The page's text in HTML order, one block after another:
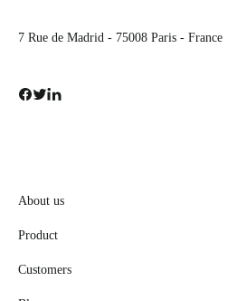
7 Rue de Madrid - 75008 Paris - France
About us
Product
Customers